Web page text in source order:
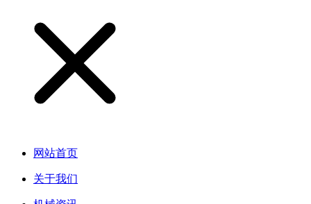
网站首页
关于我们